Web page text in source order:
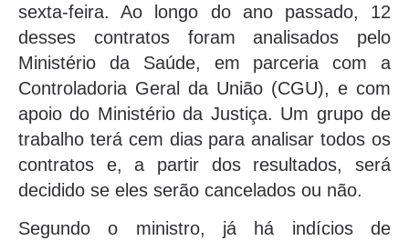
sexta-feira. Ao longo do ano passado, 12
desses contratos foram analisados pelo
Ministério da Saúde, em parceria com a
Controladoria Geral da União (CGU), e com
apoio do Ministério da Justiça. Um grupo de
trabalho terá cem dias para analisar todos os
contratos e, a partir dos resultados, será
decidido se eles serão cancelados ou não.
Segundo o ministro, já há indícios de